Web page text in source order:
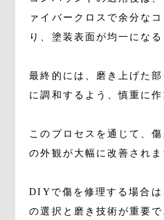
ァイバークロスで余分な
り、塗装表面が均一になる
最終的には、磨き上げた
に調和するよう、慎重に作
このプロセスを通じて、
の外観が大幅に改善されま
DIYで傷を修理する場合は
の選択と磨き技術が重要